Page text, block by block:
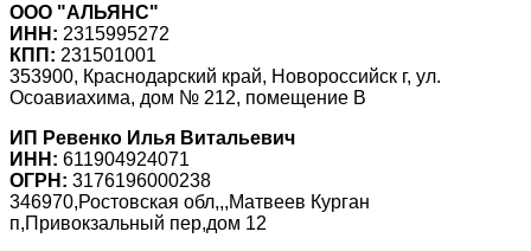
ООО "АЛЬЯНС"
ИНН: 2315995272
КПП: 231501001
353900, Краснодарский край, Новороссийск г, ул.
Осоавиахима, дом № 212, помещение В
ИП Ревенко Илья Витальевич
ИНН: 611904924071
ОГРН: 3176196000238
346970,Ростовская обл,,,Матвеев Курган
п,Привокзальный пер,дом 12